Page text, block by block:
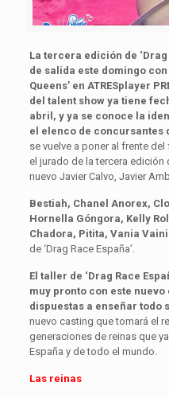
La tercera edición de
de salida este domingo
Queens’ en ATRESplayer
del talent show ya tiene
abril, y ya se conoce la
el elenco de concursantes
se vuelve a poner al frente
el jurado de la tercera
nuevo Javier Calvo, Javier
Bestiah, Chanel Anorex,
Hornella Góngora, Kelly
Chadora, Pitita, Vania
de ‘Drag Race España’.
El taller de ‘Drag Race
muy pronto con este
dispuestas a enseñar todo
nuevo casting que tomará el
generaciones de reinas que
España y de todo el mundo.
Las reinas